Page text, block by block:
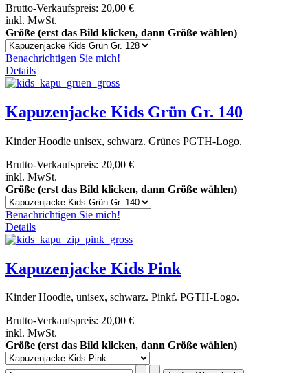
Brutto-Verkaufspreis: 20,00 €
inkl. MwSt.
Größe (erst das Bild klicken, dann Größe wählen)
Benachrichtigen Sie mich!
Details
Kapuzenjacke Kids Grün Gr. 140
Kinder Hoodie unisex, schwarz. Grünes PGTH-Logo.
Brutto-Verkaufspreis: 20,00 €
inkl. MwSt.
Größe (erst das Bild klicken, dann Größe wählen)
Benachrichtigen Sie mich!
Details
Kapuzenjacke Kids Pink
Kinder Hoodie, unisex, schwarz. Pinkf. PGTH-Logo.
Brutto-Verkaufspreis: 20,00 €
inkl. MwSt.
Größe (erst das Bild klicken, dann Größe wählen)